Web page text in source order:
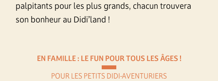
palpitants pour les plus grands, chacun trouvera
son bonheur au Didi’land !
EN FAMILLE : LE FUN POUR TOUS LES ÂGES !
POUR LES PETITS DIDI-AVENTURIERS